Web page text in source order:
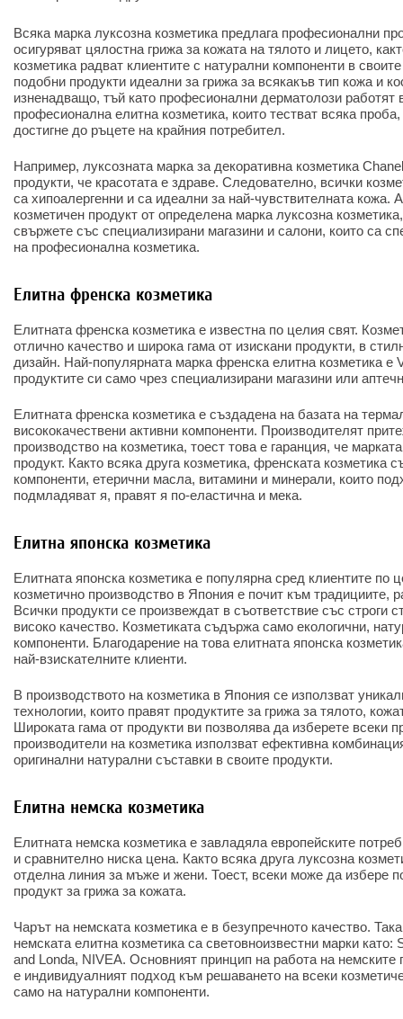
Всяка марка луксозна козметика предлага професионални
осигуряват цялостна грижа за кожата на тялото и лицето,
козметика радват клиентите с натурални компоненти в
подобни продукти идеални за грижа за всякакъв тип кожа и
изненадващо, тъй като професионални дерматолози работят
професионална елитна козметика, които тестват всяка
достигне до ръцете на крайния потребител.
Например, луксозната марка за декоративна козметика
продукти, че красотата е здраве. Следователно, всички
са хипоалергенни и са идеални за най-чувствителната кожа.
козметичен продукт от определена марка луксозна
свържете със специализирани магазини и салони, които са
на професионална козметика.
Елитна френска козметика
Елитната френска козметика е известна по целия свят.
отлично качество и широка гама от изискани продукти, в
дизайн. Най-популярната марка френска елитна козметика е
продуктите си само чрез специализирани магазини или
Елитната френска козметика е създадена на базата на
висококачествени активни компоненти. Производителят
производство на козметика, тоест това е гаранция, че
продукт. Както всяка друга козметика, френската козметика
компоненти, етерични масла, витамини и минерали, които
подмладяват я, правят я по-еластична и мека.
Елитна японска козметика
Елитната японска козметика е популярна сред клиентите по
козметично производство в Япония е почит към традициите,
Всички продукти се произвеждат в съответствие със строги
високо качество. Козметиката съдържа само екологични,
компоненти. Благодарение на това елитната японска
най-взискателните клиенти.
В производството на козметика в Япония се използват
технологии, които правят продуктите за грижа за тялото,
Широката гама от продукти ви позволява да изберете всеки
производители на козметика използват ефективна
оригинални натурални съставки в своите продукти.
Елитна немска козметика
Елитната немска козметика е завладяла европейските
и сравнително ниска цена. Както всяка друга луксозна
отделна линия за мъже и жени. Тоест, всеки може да избере
продукт за грижа за кожата.
Чарът на немската козметика е в безупречното качество.
немската елитна козметика са световноизвестни марки
and Londa, NIVEA. Основният принцип на работа на немските
е индивидуалният подход към решаването на всеки
само на натурални компоненти.